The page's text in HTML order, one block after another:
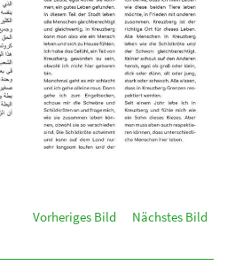
Vorheriges Bild Nächstes Bild